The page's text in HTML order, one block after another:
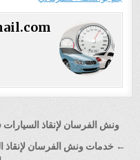
تصفّح
المقالات
ونش الفرسان لإنقاذ السيارات في المعادي 24